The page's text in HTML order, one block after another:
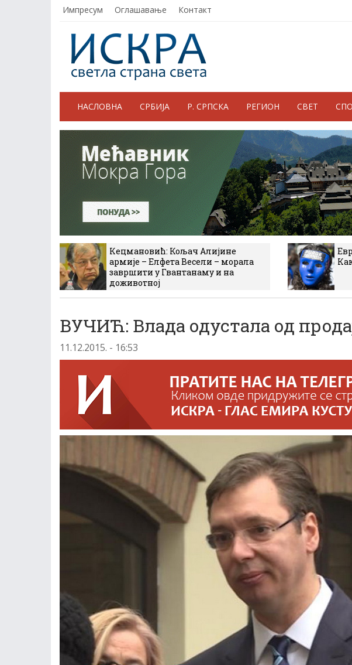
Импресум Оглашавање Контакт
НАСЛОВНА СРБИЈА Р. СРПСКА РЕГИОН СВЕТ
Кецмановић: Кољач Алијине
армије – Елфета Весели – морала
завршити у Гвантанаму и на
доживотној
ВУЧИЋ: Влада одустала од
11.12.2015. - 16:53